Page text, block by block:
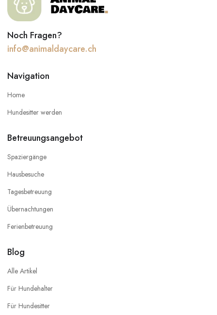
Noch Fragen?
info@animaldaycare.ch
Navigation
Home
Hundesitter werden
Betreuungsangebot
Spaziergänge
Hausbesuche
Tagesbetreuung
Übernachtungen
Ferienbetreuung
Blog
Alle Artikel
Für Hundehalter
Für Hundesitter